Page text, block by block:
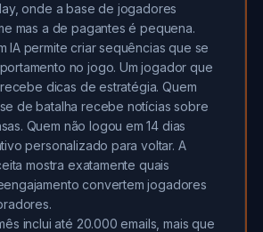
onde a base de jogadores
mas a de pagantes é pequena.
IA permite criar sequências que se
no jogo. Um jogador que
dicas de estratégia. Quem
de batalha recebe notícias sobre
Quem não logou em 14 dias
personalizado para voltar. A
mostra exatamente quais
convertem jogadores
inclui até 20.000 emails, mais que